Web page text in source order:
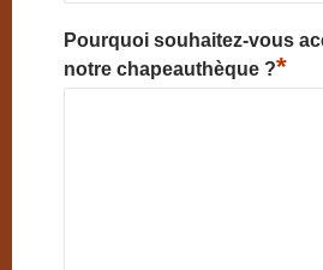
Pourquoi souhaitez-vous
notre chapeauthèque ?*